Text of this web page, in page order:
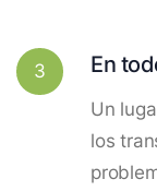
3 En
Un
los